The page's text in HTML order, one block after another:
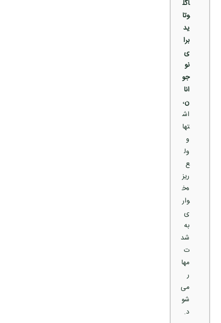
اگل
وتا
ید
برا
ی
نو
جو
انا
ن،
اش
تها
و
ول
ع
ریز
ه‌خ
وار
ی
به
شد
ت
مها
ر
می‌
شو
د.